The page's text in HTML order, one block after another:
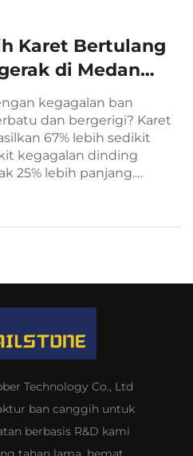
Karet Bertulang
di Medan
kegagalan ban
dan bergerigi? Karet
67% lebih sedikit
kegagalan dinding
25% lebih panjang.
Technology Co., Ltd
ban canggih untuk
berbasis R&D kami